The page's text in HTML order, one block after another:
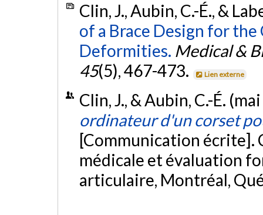
Clin, J., Aubin, C.-É., &
of a Brace Design for
Deformities. Medical &
45(5), 467-473. Lien externe
Clin, J., & Aubin, C.-É.
ordinateur d'un corset
[Communication écrite].
médicale et évaluation
articulaire, Montréal,